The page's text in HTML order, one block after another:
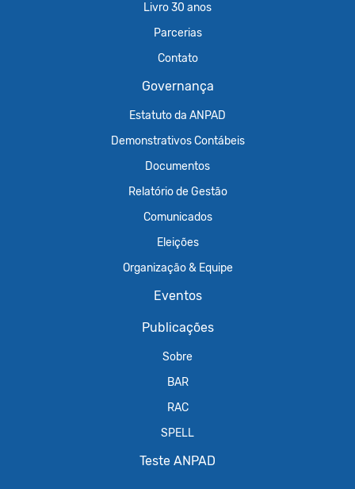
Livro 30 anos
Parcerias
Contato
Governança
Estatuto da ANPAD
Demonstrativos Contábeis
Documentos
Relatório de Gestão
Comunicados
Eleições
Organização & Equipe
Eventos
Publicações
Sobre
BAR
RAC
SPELL
Teste ANPAD